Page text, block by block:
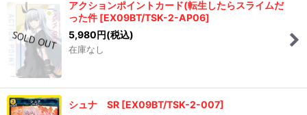
アクションポイントカード(転生したらスライムだ
った件 [EX09BT/TSK-2-AP06]
5,980円(税込)
在庫なし
シュナ SR [EX09BT/TSK-2-007]